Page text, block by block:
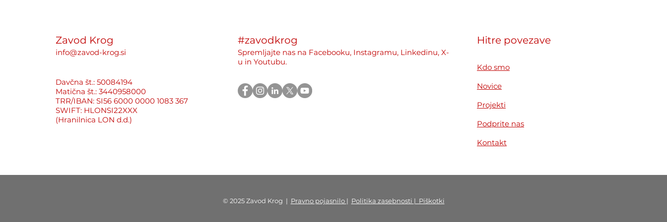
»Rewear. Reconnect.
Rebuild« na Slovaškem
Zavod Krog
info@zavod-krog.si
Davčna št.: 50084194
Matična št.: 3440958000
TRR/IBAN: SI56 6000 0000 1083 367
SWIFT: HLONSI22XXX
(Hranilnica LON d.d.)
#zavodkrog
Spremljajte nas na Facebooku, Instagramu, Linkedinu, X-
u in Youtubu.
Hitre povezave
Kdo smo
Novice
Projekti
Podprite nas
Kontakt
© 2025Zavod Krog | Pravno pojasnilo | Politika zasebnosti | Piškotki